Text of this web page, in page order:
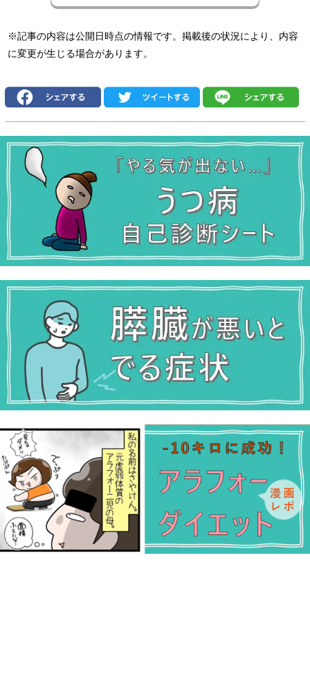
※記事の内容は公開日時点の情報です。掲載後の状況により、内容
に変更が生じる場合があります。